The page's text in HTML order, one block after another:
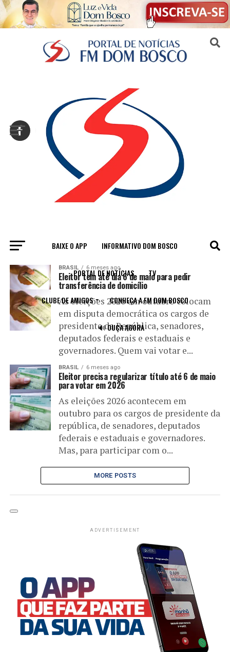
BAIXE O APP INFORMATIVO DOM BOSCO
PORTAL DE NOTÍCIAS TV
CLUBE DE AMIGOS CONHEÇA A FM DOM BOSCO
🔊 OUÇA AGORA
All posts tagged "título eleitoral"
BRASIL 6 meses ago
Eleitor tem até dia 6 de maio para pedir
transferência de domicílio
As eleições 2026 em outubro colocam
em disputa democrática os cargos de
presidente da República, senadores,
deputados federais e estaduais e
governadores. Quem vai votar e...
BRASIL 6 meses ago
Eleitor precisa regularizar título até 6 de maio
para votar em 2026
As eleições 2026 acontecem em
outubro para os cargos de presidente da
república, de senadores, deputados
federais e estaduais e governadores.
Mas, para participar com o...
MORE POSTS
ADVERTISEMENT
Sair da versão mobile